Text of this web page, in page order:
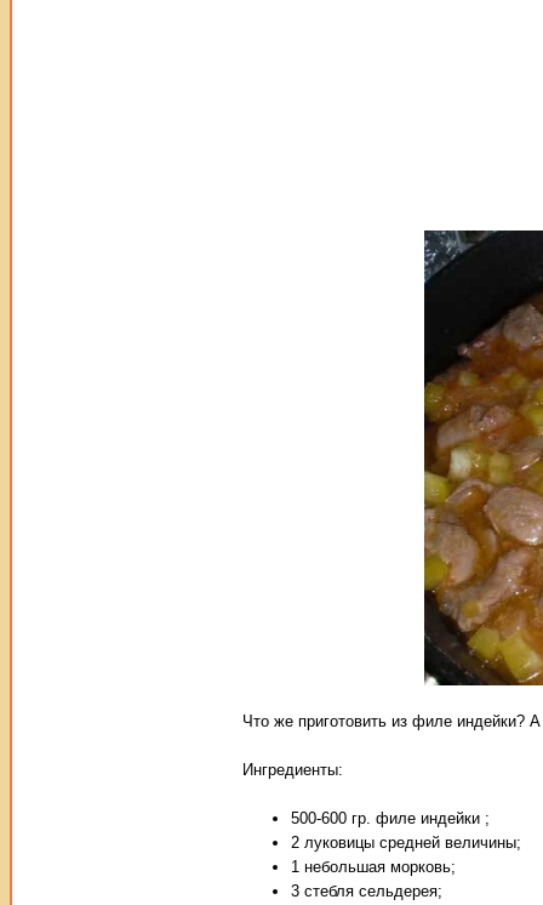
Что же приготовить из филе индейки?
Ингредиенты:
500-600 гр. филе индейки ;
2 луковицы средней величины;
1 небольшая морковь;
3 стебля сельдерея;